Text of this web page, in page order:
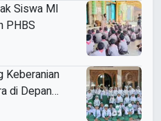
Siswa MI
PHBS
Keberanian
di Depan